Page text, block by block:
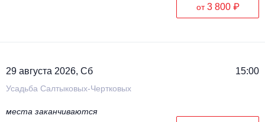
от3 800 ₽
29 августа 2026, Сб 15:00
Усадьба Салтыковых-Чертковых
места заканчиваются